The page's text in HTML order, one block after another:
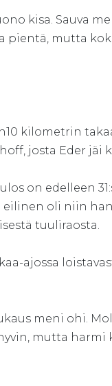
kisa. Sauva
pientä, mutta
kilometrin
josta Eder jäi
on edelleen
eilinen oli niin
tuuliraosta.
ajossa
meni ohi.
mutta